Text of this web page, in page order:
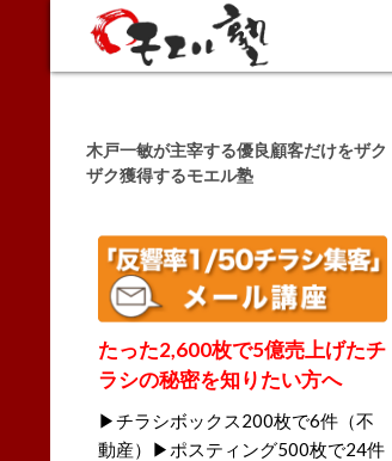
Search
木戸一敏が主宰する優良顧客だけをザク
ザク獲得するモエル塾
たった2,600枚で5億売上げたチ
ラシの秘密を知りたい方へ
▶チラシボックス200枚で6件（不
動産）▶ポスティング500枚で24件